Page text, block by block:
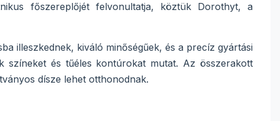
főszereplőjét felvonultatja, köztük Dorothyt, a
illeszkednek, kiváló minőségűek, és a precíz gyártási
színeket és tűéles kontúrokat mutat. Az összerakott
dísze lehet otthonodnak.